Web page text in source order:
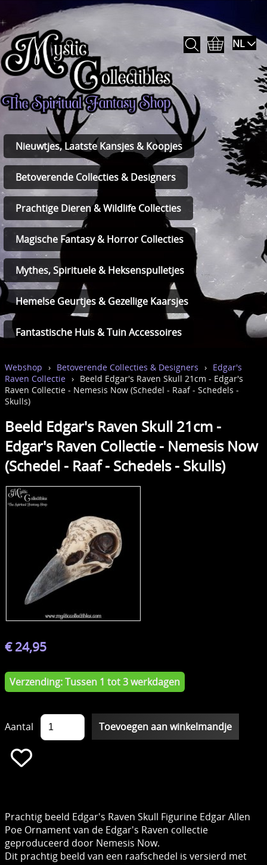
NL
Nieuwtjes, Laatste Kansjes & Koopjes
Betoverende Collecties & Designers
Prachtige Dieren & Wildlife Collecties
Magische Fantasy & Horror Collecties
Mythes, Spirituele & Heksenspulletjes
Hemelse Geurtjes & Gezellige Kaarsjes
Fantastische Huis & Tuin Accessoires
Webshop › Betoverende Collecties & Designers › Edgar's
Raven Collectie › Beeld Edgar's Raven Skull 21cm - Edgar's
Raven Collectie - Nemesis Now (Schedel - Raaf - Schedels -
Skulls)
Beeld Edgar's Raven Skull 21cm -
Edgar's Raven Collectie - Nemesis Now
(Schedel - Raaf - Schedels - Skulls)
€ 24,95
Verzending: Tussen 1 tot 3 werkdagen
Aantal
Prachtig beeld Edgar's Raven Skull Figurine Edgar Allen
Poe Ornament van de Edgar's Raven collectie
geproduceerd door Nemesis Now.
Dit prachtig beeld van een raafschedel is versierd met